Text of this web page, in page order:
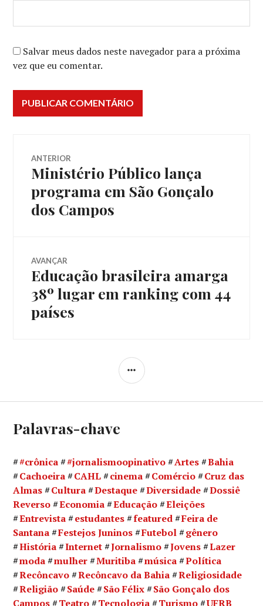
Salvar meus dados neste navegador para a próxima
vez que eu comentar.
Navegação
de
Post
ANTERIOR
Post
Ministério Público lança
programa em São Gonçalo
dos Campos
AVANÇAR
Próximo
post:
Educação brasileira amarga
38º lugar em ranking com 44
países
LATERAL
Palavras-chave
#crônica #jornalismoopinativo Artes
Bahia
Cachoeira
CAHL cinema Comércio
Cruz das
Almas
Cultura Destaque Diversidade
Dossiê
Reverso
Economia Educação
Eleições
Entrevista
estudantes featured
Feira de
Santana
Festejos Juninos Futebol
gênero
História
Internet Jornalismo Jovens
Lazer
moda
mulher Muritiba música
Política
Recôncavo
Recôncavo da Bahia
Religiosidade
Religião
Saúde São Félix
São Gonçalo dos
Campos
Teatro Tecnologia Turismo UFRB